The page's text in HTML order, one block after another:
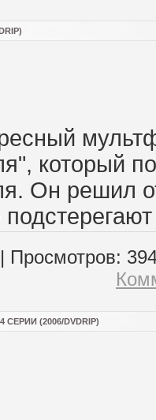
который
Он решил
| Просмотров:
(2006/DVDRIP)